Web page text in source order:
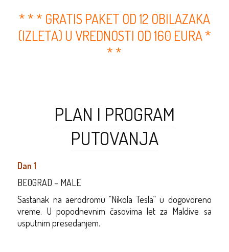
* * * GRATIS PAKET OD 12 OBILAZAKA
(IZLETA) U VREDNOSTI OD 160 EURA *
* *
PLAN I PROGRAM
PUTOVANJA
Dan 1
BEOGRAD – MALE
Sastanak na aerodromu “Nikola Tesla“ u dogovoreno
vreme. U popodnevnim časovima let za Maldive sa
usputnim presedanjem.